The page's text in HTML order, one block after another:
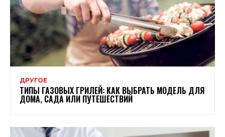
ДРУГОЕ
ТИПЫ ГАЗОВЫХ ГРИЛЕЙ: КАК ВЫБРАТЬ МОДЕЛЬ ДЛЯ
ДОМА, САДА ИЛИ ПУТЕШЕСТВИЙ